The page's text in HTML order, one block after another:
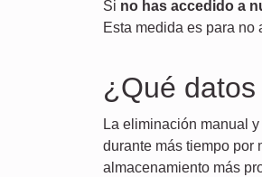
Si no has accedido a
Esta medida es para no
¿Qué
La eliminación manual
durante más tiempo por
almacenamiento más